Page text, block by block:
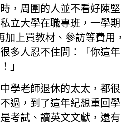
，周圍的人並不看好陳堅
立大學在職專班，一學期
加上買教材、參訪等費用，
多人忍不住問：「你這年
」
學老師退休的太太，都很
過，到了這年紀想重回學
考試、讀英文文獻，還有